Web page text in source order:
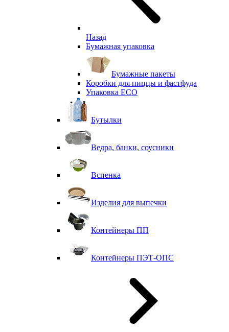
Назад
Бумажная упаковка
Бумажные пакеты
Коробки для пиццы и фастфуда
Упаковка ECO
Бутылки
Ведра, банки, соусники
Вспенка
Изделия для выпечки
Контейнеры ПП
Контейнеры ПЭТ-ОПС